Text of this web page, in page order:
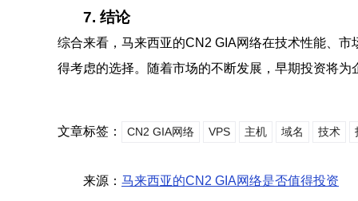
7. 结论
综合来看，马来西亚的CN2 GIA网络在技术性能、
得考虑的选择。随着市场的不断发展，早期投资将为
文章标签： CN2 GIA网络 VPS 主机 域名 技术
来源： 马来西亚的CN2 GIA网络是否值得投资